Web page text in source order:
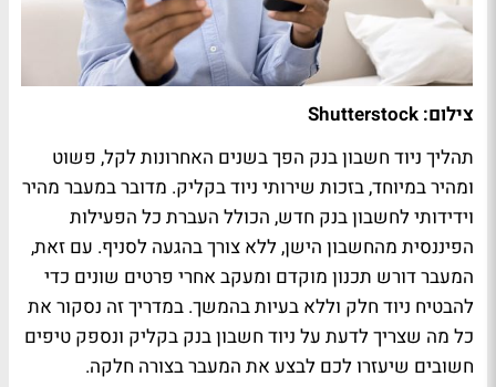
צילום: Shutterstock
תהליך ניוד חשבון בנק הפך בשנים האחרונות לקל, פשוט
ומהיר במיוחד, בזכות שירותי ניוד בקליק. מדובר במעבר מהיר
וידידותי לחשבון בנק חדש, הכולל העברת כל הפעילות
הפיננסית מהחשבון הישן, ללא צורך בהגעה לסניף. עם זאת,
המעבר דורש תכנון מוקדם ומעקב אחרי פרטים שונים כדי
להבטיח ניוד חלק וללא בעיות בהמשך. במדריך זה נסקור את
כל מה שצריך לדעת על ניוד חשבון בנק בקליק ונספק טיפים
חשובים שיעזרו לכם לבצע את המעבר בצורה חלקה.